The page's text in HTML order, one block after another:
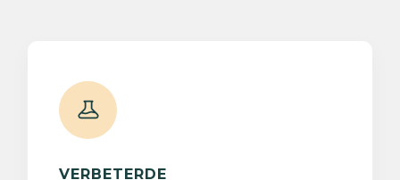
VERBETERDE